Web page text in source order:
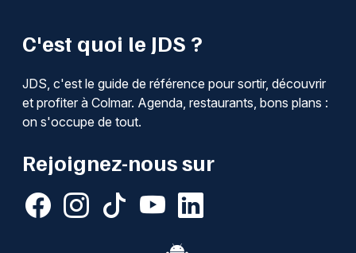
C'est quoi le JDS ?
JDS, c'est le guide de référence pour sortir, découvrir
et profiter à Colmar. Agenda, restaurants, bons plans :
on s'occupe de tout.
Rejoignez-nous sur